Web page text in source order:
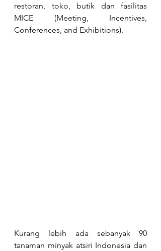
restoran, toko, butik dan fasilitas
MICE (Meeting, Incentives,
Conferences, and Exhibitions).
Kurang lebih ada sebanyak 90
tanaman minyak atsiri Indonesia dan